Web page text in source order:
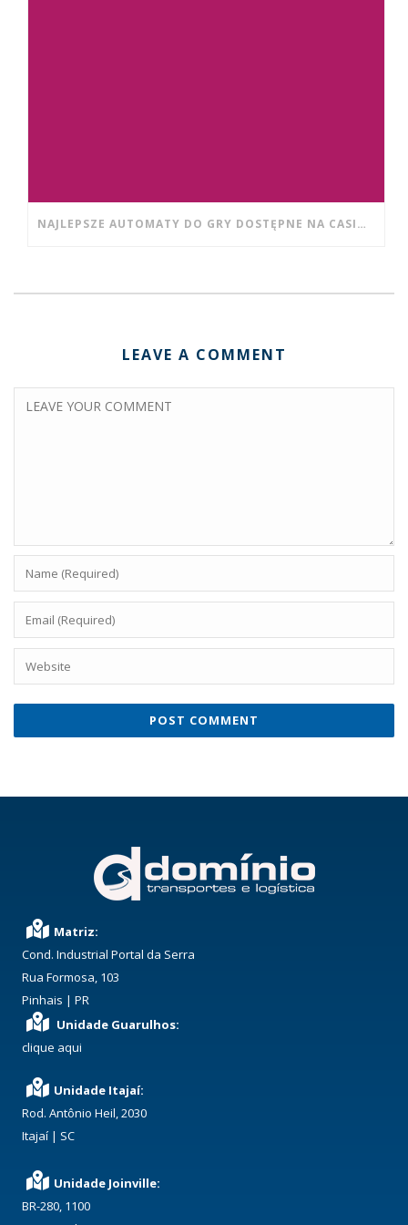
NAJLEPSZE AUTOMATY DO GRY DOSTĘPNE NA CASINO WISHWIN DLA POCZĄTKUJĄCYCH
LEAVE A COMMENT
Matriz:
Cond. Industrial Portal da Serra
Rua Formosa, 103
Pinhais | PR
Unidade Guarulhos:
clique aqui
Unidade Itajaí:
Rod. Antônio Heil, 2030
Itajaí | SC
Unidade Joinville:
BR-280, 1100